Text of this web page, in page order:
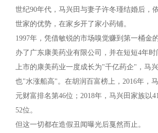
世纪90年代，马兴田与妻子许冬瑾结婚后，
世家的优势，在家乡开了家小药铺。
1997年，凭借敏锐的市场嗅觉赚到第一桶金
办了广东康美药业有限公司，并在短短4年时
上市的康美药业一度成长为"千亿药企"，马
也"水涨船高"。在胡润百富榜上，2016年，
元财富排名第46位；2018年，马兴田家族以
52位。
但这一切都在造假丑闻曝光后戛然而止。